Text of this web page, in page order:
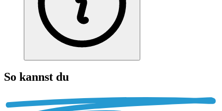
So kannst du